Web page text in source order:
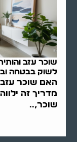
שוכר עזב
לשוק בבטחה
האם שוכר עזב
מדריך זה
שוכר,..